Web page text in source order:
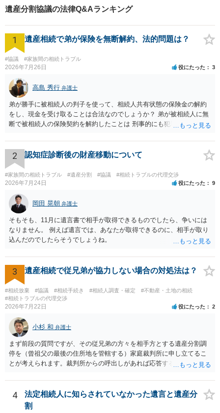
遺産分割協議の法律Q&Aランキング
1 遺産相続で弟が保険を無断解約、法的問題は？
#協議 #家族間の相続トラブル
2026年7月26日 役にたった 3
高島 秀行 弁護士
弟が勝手に被相続人の判子を使って、相続人共有状態の保険金の解約
をし、現金を受け取ることは合法なのでしょうか？ 弟が被相続人に無
断で被相続人の保険契約を解約したことは 刑事的にも犯罪となる可能
された書類のコピーを取得して、弁護士に面談で詳しい事情を話して
相談 されたら良いと思います。
2 認知症診断後の財産移動について
#家族間の相続トラブル #遺産分割 #協議 #相続トラブルの代理交渉
2026年7月24日 役にたった 9
岡田 晃朝 弁護士
そもそも、11月に遺言書で相手が取得できるものでしたら、争いには
なりません。 例えば遺言では、あなたが取得できるのに、相手が取り
込んだのでしたらそうでしょうね。
3 遺産相続で従兄弟が協力しない場合の対処法は？
#相続放棄 #協議 #相続手続き #相続人調査・確定
#不動産・土地の相続
#相続トラブルの代理交渉
2026年7月22日 役にたった 2
小杉 和 弁護士
まず前段の質問ですが、その従兄弟の方々を相手方とする遺産分割調
停を（曾祖父の最後の住所地を管轄する）家庭裁判所に申し立てるこ
とが考えられます。裁判所からの呼出しがあれば応答する可能性がま
能と思われます。時間が思った以上にないので必要書類をてきぱきと
揃える必要があります。その点是非御注意ください。
4
法定相続人に知らされていなかった遺言と遺産分
割